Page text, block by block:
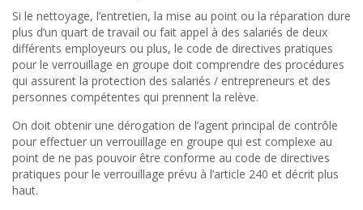
Si le nettoyage, l’entretien, la mise au point ou la réparation dure
plus d’un quart de travail ou fait appel à des salariés de deux
différents employeurs ou plus, le code de directives pratiques
pour le verrouillage en groupe doit comprendre des procédures
qui assurent la protection des salariés / entrepreneurs et des
personnes compétentes qui prennent la relève.
On doit obtenir une dérogation de l’agent principal de contrôle
pour effectuer un verrouillage en groupe qui est complexe au
point de ne pas pouvoir être conforme au code de directives
pratiques pour le verrouillage prévu à l’article 240 et décrit plus
haut.